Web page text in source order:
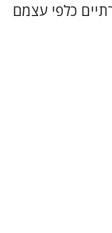
כלפי עצמם